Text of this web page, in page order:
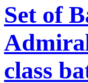
Set of
class